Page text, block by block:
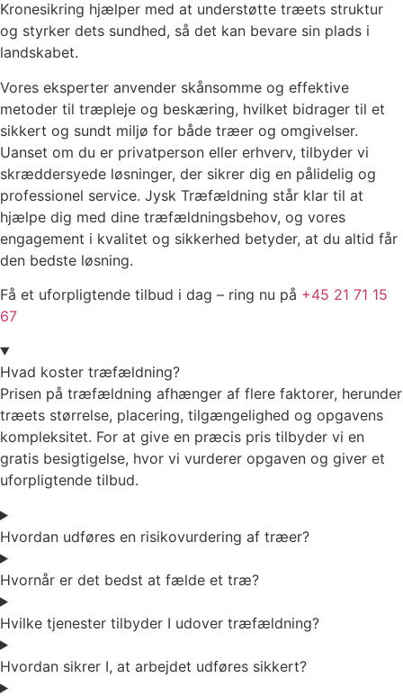
Kronesikring hjælper med at understøtte træets struktur
og styrker dets sundhed, så det kan bevare sin plads i
landskabet.
Vores eksperter anvender skånsomme og effektive
metoder til træpleje og beskæring, hvilket bidrager til et
sikkert og sundt miljø for både træer og omgivelser.
Uanset om du er privatperson eller erhverv, tilbyder vi
skræddersyede løsninger, der sikrer dig en pålidelig og
professionel service. Jysk Træfældning står klar til at
hjælpe dig med dine træfældningsbehov, og vores
engagement i kvalitet og sikkerhed betyder, at du altid får
den bedste løsning.
Få et uforpligtende tilbud i dag – ring nu på +45 21 71 15
67
Hvad koster træfældning?
Prisen på træfældning afhænger af flere faktorer, herunder
træets størrelse, placering, tilgængelighed og opgavens
kompleksitet. For at give en præcis pris tilbyder vi en
gratis besigtigelse, hvor vi vurderer opgaven og giver et
uforpligtende tilbud.
Hvordan udføres en risikovurdering af træer?
Hvornår er det bedst at fælde et træ?
Hvilke tjenester tilbyder I udover træfældning?
Hvordan sikrer I, at arbejdet udføres sikkert?